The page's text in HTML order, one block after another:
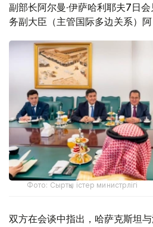
副部长阿尔曼·伊萨哈利耶夫7日
务副大臣（主管国际多边关系）阿
Фото: Сыртқы істер министрлігі
双方在会谈中指出，哈萨克斯坦